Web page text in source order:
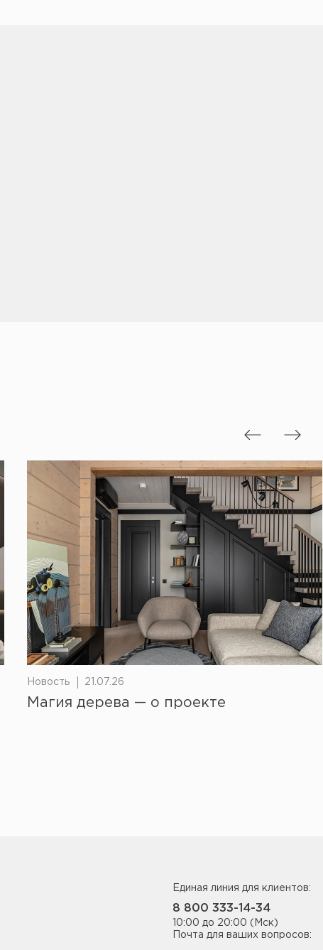
Новость 21.07.26
Магия дерева — о проекте
Единая линия для клиентов:
8 800 333-14-34
10:00 до 20:00 (Мск)
Почта для ваших вопросов: